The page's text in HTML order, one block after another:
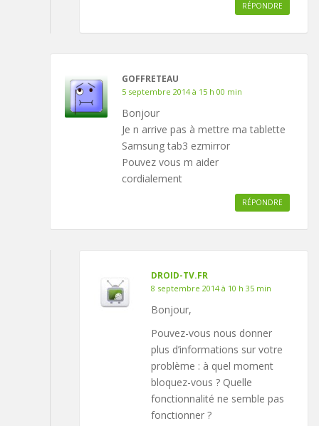
RÉPONDRE
GOFFRETEAU
5 septembre 2014 à 15 h 00 min
Bonjour
Je n arrive pas à mettre ma tablette
Samsung tab3 ezmirror
Pouvez vous m aider
cordialement
RÉPONDRE
DROID-TV.FR
8 septembre 2014 à 10 h 35 min
Bonjour,
Pouvez-vous nous donner
plus d’informations sur votre
problème : à quel moment
bloquez-vous ? Quelle
fonctionnalité ne semble pas
fonctionner ?